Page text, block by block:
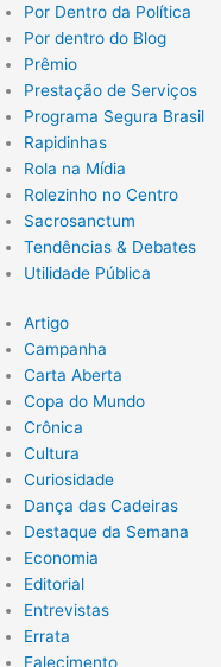
Por Dentro da Política
Por dentro do Blog
Prêmio
Prestação de Serviços
Programa Segura Brasil
Rapidinhas
Rola na Mídia
Rolezinho no Centro
Sacrosanctum
Tendências & Debates
Utilidade Pública
Artigo
Campanha
Carta Aberta
Copa do Mundo
Crônica
Cultura
Curiosidade
Dança das Cadeiras
Destaque da Semana
Economia
Editorial
Entrevistas
Errata
Falecimento